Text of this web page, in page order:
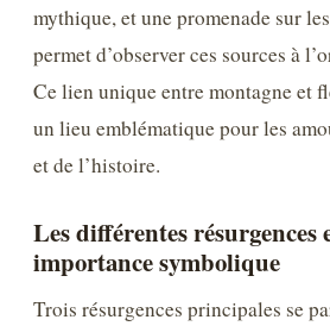
mythique, et une promenade sur
permet d’observer ces sources à
Ce lien unique entre montagne et
un lieu emblématique pour les
et de l’histoire.
Les différentes résurgences
importance symbolique
Trois résurgences principales se